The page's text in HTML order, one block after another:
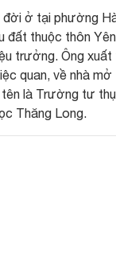
đời ở tại phường
đất thuộc thôn Yên
trưởng. Ông xuất
quan, về nhà mở
là Trường tư
Thăng Long.